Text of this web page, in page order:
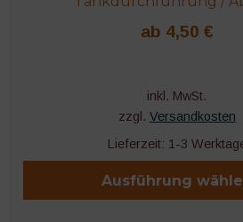
ab 4,50 €
inkl. MwSt.
zzgl. Versandkosten
Lieferzeit: 1-3
Ausführung